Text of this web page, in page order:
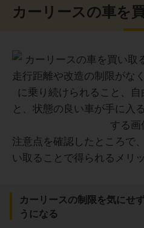
カーリースの車を
注意点を確認したところで
い取ることで得られるメリ
カーリースの制限を気にせ
うになる